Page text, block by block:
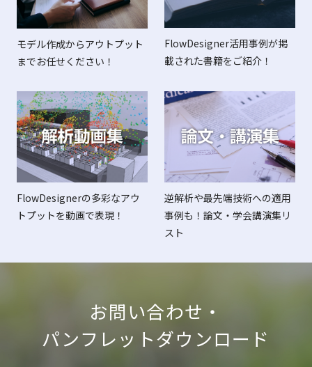
モデル作成からアウトプット
までお任せください！
FlowDesigner活用事例が掲
載された書籍をご紹介！
FlowDesignerの多彩なアウ
トプットを動画で表現！
逆解析や最先端技術への適用
事例も！論文・学会講演集リ
スト
お問い合わせ・
パンフレットダウンロード